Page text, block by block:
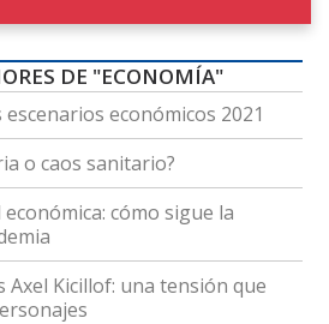
DE "ECONOMÍA"
económicos 2021
o caos sanitario?
económica: cómo sigue la
Axel Kicillof: una tensión que